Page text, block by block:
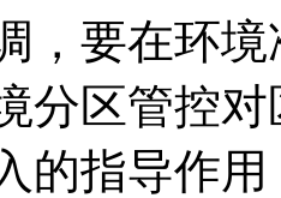
要在环境
分区管控
的指导作